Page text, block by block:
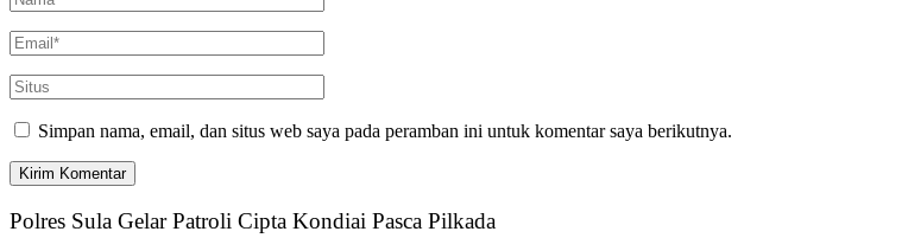
Simpan nama, email, dan situs web saya pada peramban ini untuk komentar saya berikutnya.
Polres Sula Gelar Patroli Cipta Kondiai Pasca Pilkada